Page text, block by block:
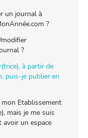
un journal à
?
?
à partir de
puis-je publier en
Etablissement
mais je me suis
un espace